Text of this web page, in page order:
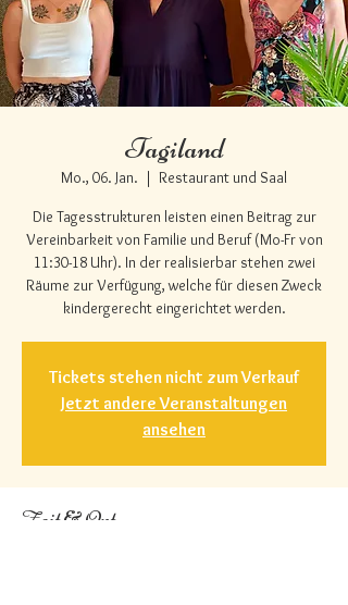
Tagiland
Mo., 06. Jan.
  |
Restaurant und Saal
Die Tagesstrukturen leisten einen Beitrag zur
Vereinbarkeit von Familie und Beruf (Mo-Fr von
11:30-18 Uhr). In der realisierbar stehen zwei
Räume zur Verfügung, welche für diesen Zweck
kindergerecht eingerichtet werden.
Tickets stehen nicht zum Verkauf
Jetzt andere Veranstaltungen
ansehen
Zeit & Ort